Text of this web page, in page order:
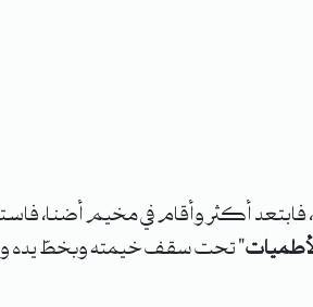
فابتعد أكثر وأقام في مخيم أضنا،
" تحت سقف خيمته وبخطّ يده